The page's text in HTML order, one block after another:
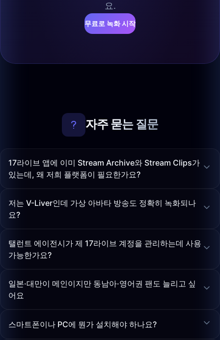
요.
무료로 녹화 시작
자주 묻는 질문
17라이브 앱에 이미 Stream Archive와 Stream Clips가
있는데, 왜 저희 플랫폼이 필요한가요?
저는 V-Liver인데 가상 아바타 방송도 정확히 녹화되나
요?
탤런트 에이전시가 제 17라이브 계정을 관리하는데 사용
가능한가요?
일본·대만이 메인이지만 동남아·영어권 팬도 늘리고 싶
어요
스마트폰이나 PC에 뭔가 설치해야 하나요?